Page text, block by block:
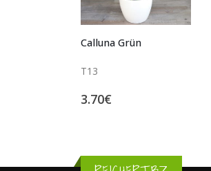
Calluna rot
T13
3.70€